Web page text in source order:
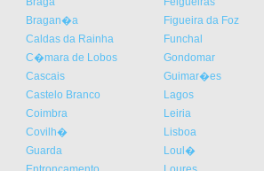
Bragan�a
Caldas da Rainha
C�mara de Lobos
Cascais
Castelo Branco
Coimbra
Covilh�
Guarda
Figueira da Foz
Funchal
Gondomar
Guimar�es
Lagos
Leiria
Lisboa
Loul�